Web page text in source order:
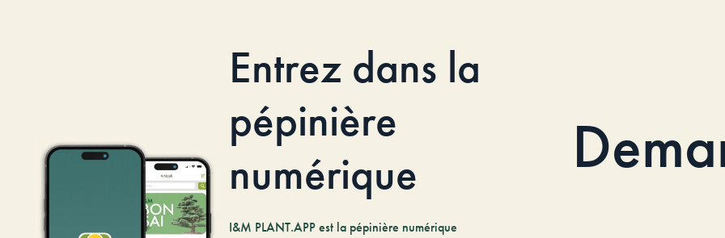
Entrez dans la
pépinière
numérique
I&M PLANT.APP est la pépinière numérique